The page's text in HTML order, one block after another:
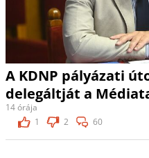
A KDNP pályázati
delegáltját a
14 órája
1
2 60